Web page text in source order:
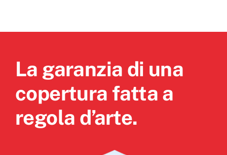
La garanzia di una
copertura fatta a
regola d’arte.